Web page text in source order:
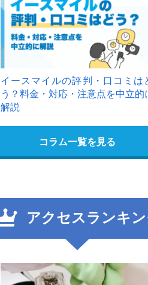
イースマイルの評判・口コミは
う？料金・対応・注意点を中立的
解説
コラム一覧を見る
アクセスランキ
2